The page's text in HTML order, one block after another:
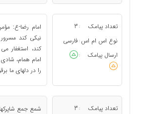
تعداد پیامک :
3
نوع اس ام اس : فارسی
ارسال پیامک
:
امام رضا-ع:
نیکی کند
کند، استغفار
امام همام،
را در دلهای ما
تعداد پیامک :
3
شمع جمع